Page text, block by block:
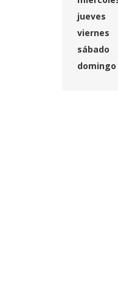
jueves
viernes
sábado
domingo